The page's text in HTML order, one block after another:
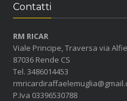
Contatti
RM RICAR
Viale Principe, Traversa via
87036 Rende CS
Tel. 3486014453
P.Iva 03396530788